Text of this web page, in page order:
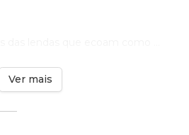
Ver mais